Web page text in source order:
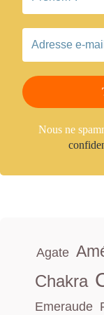
Nous ne
Agate
Chakra
Emeraude